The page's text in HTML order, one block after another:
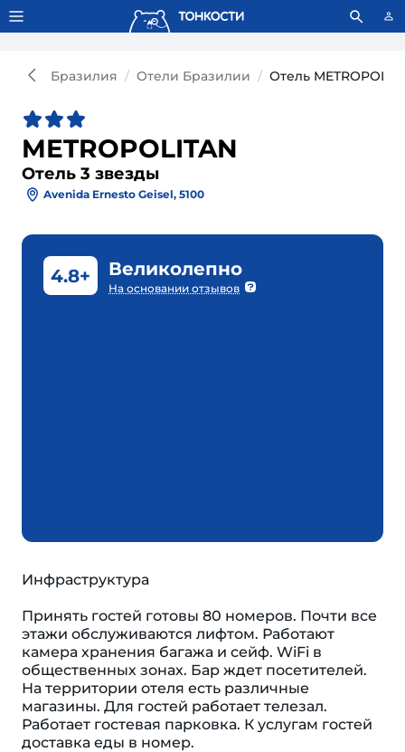
Тонкости используют сookie-файлы. Что это значит?
Бразилия Отели Бразилии Отель
METROPOLITAN
Отель 3 звезды
Avenida Ernesto Geisel, 5100
4.8+ Великолепно
На основании отзывов
Инфраструктура
Принять гостей готовы 80 номеров. Почти все
этажи обслуживаются лифтом. Работают
камера хранения багажа и сейф. WiFi в
общественных зонах. Бар ждет посетителей.
На территории отеля есть различные
магазины. Для гостей работает телезал.
Работает гостевая парковка. К услугам гостей
доставка еды в номер.